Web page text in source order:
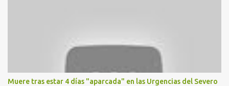
estadio municipal de Butarque) y caminos entre el estadio y Plaza
Nueva. Otro lugar: Escombrera de Polvoranca, entre Leganés y
Móstoles También en el parque de la Hispanidad, situado frente a
Muere tras estar 4 días "aparcada" en las Urgencias del Severo